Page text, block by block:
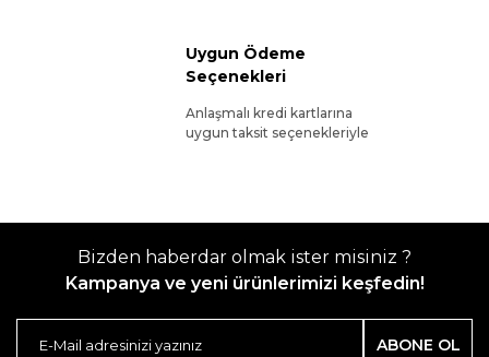
Uygun Ödeme
Seçenekleri
Anlaşmalı kredi kartlarına
uygun taksit seçenekleriyle
Bizden haberdar olmak ister misiniz ?
Kampanya ve yeni ürünlerimizi keşfedin!
ABONE OL